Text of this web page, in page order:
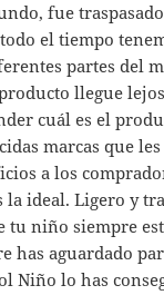
fue
el tiempo
partes del
llegue
cuál es el
marcas que
a los
la ideal. Ligero y
tu niño siempre
has aguardado
Niño lo has